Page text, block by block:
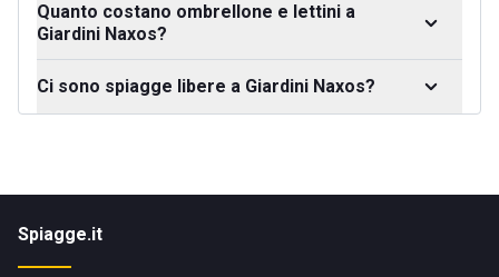
Quanto costano ombrellone e lettini a
Giardini Naxos?
Ci sono spiagge libere a Giardini Naxos?
Spiagge.it